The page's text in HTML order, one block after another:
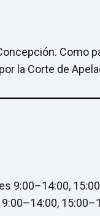
Como
la Corte de
9:00–14:00,